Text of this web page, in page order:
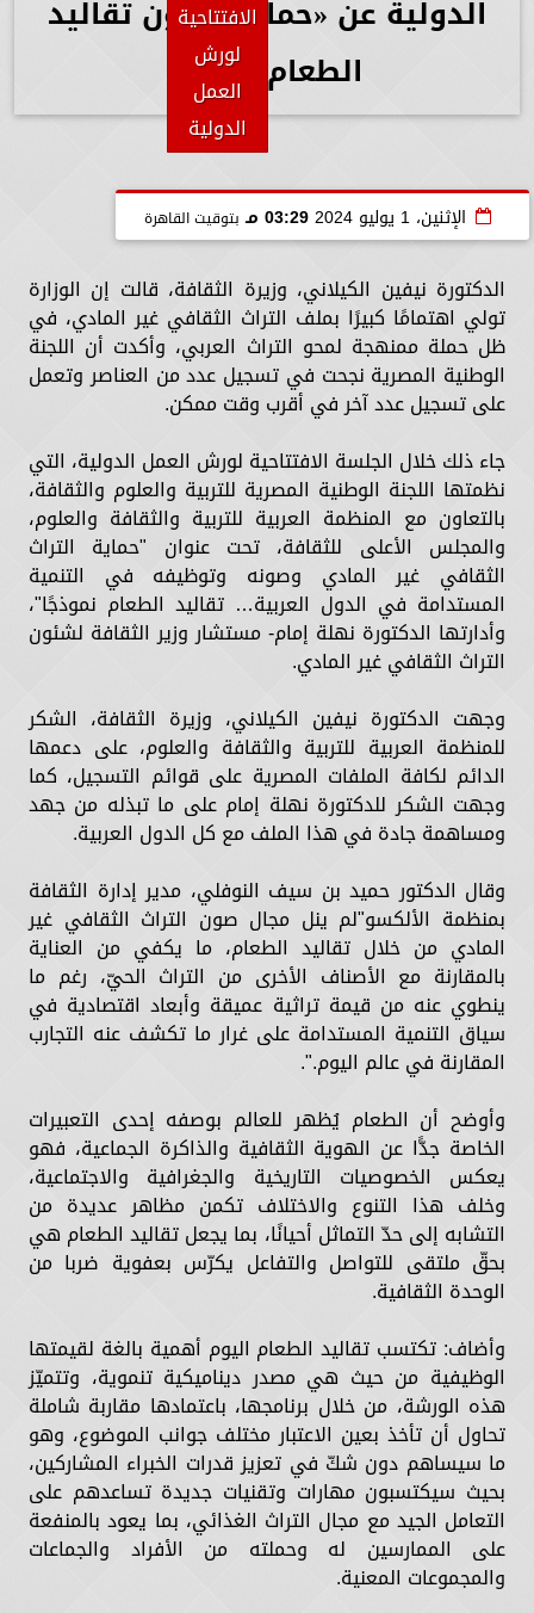
مصر تعرب عن تضامنها مع الجزائر الشقيقة في
مواجهة حرائق الغابات
مدحت بركات يكتب: من داخل التجربة.. أشهد
مجموعة بيك الباتروس للفنادق تطلق Capri City
أكبر مدينة سياحية متكاملة في سهل حشيش
تضم 6 منتجعات و5 آلاف غرفة
مدحت بركات: الرئيس السيسي يكتب صفحة جديدة
في تاريخ مصر بافتتاح «الأوكتاجون»
د. سعيد حساسين: ثورة 30 يونيو طوقت الوطن
بإنقاذ هويته ومستمرون خلف القيادة السياسية
لاستكمال مسيرة البناء والجمهورية الجديدة
مدحت بركات يكتب: كلمة حق في حسام حسن
برئاسة أيمن عبدالمجيد.. «معاشات الصحفيين»
تنظم أمسية تأبين لعشرة من رموز دار التحرير
الأحد 5 يوليو
سفارة الهند تحتفل باليوم العالمي الثاني عشر
الجيزة
اللاعب المصري الإيطالي طه أبو المكارم ينافس
على بطاقة التأهل لكأس العالم في برجامو
متمسكًا باللعب باسم مصر
الدولية عن «حماية وصون تقاليد
الطعام».. صور
الافتتاحية
لورش
العمل
الدولية
الإثنين، 1 يوليو 2024 03:29 مـ بتوقيت القاهرة
الدكتورة نيفين الكيلاني، وزيرة الثقافة، قالت إن الوزارة
تولي اهتمامًا كبيرًا بملف التراث الثقافي غير المادي، في
ظل حملة ممنهجة لمحو التراث العربي، وأكدت أن اللجنة
الوطنية المصرية نجحت في تسجيل عدد من العناصر وتعمل
على تسجيل عدد آخر في أقرب وقت ممكن.
جاء ذلك خلال الجلسة الافتتاحية لورش العمل الدولية، التي
نظمتها اللجنة الوطنية المصرية للتربية والعلوم والثقافة،
بالتعاون مع المنظمة العربية للتربية والثقافة والعلوم،
والمجلس الأعلى للثقافة، تحت عنوان "حماية التراث
الثقافي غير المادي وصونه وتوظيفه في التنمية
المستدامة في الدول العربية… تقاليد الطعام نموذجًا"،
وأدارتها الدكتورة نهلة إمام- مستشار وزير الثقافة لشئون
التراث الثقافي غير المادي.
وجهت الدكتورة نيفين الكيلاني، وزيرة الثقافة، الشكر
للمنظمة العربية للتربية والثقافة والعلوم، على دعمها
الدائم لكافة الملفات المصرية على قوائم التسجيل، كما
وجهت الشكر للدكتورة نهلة إمام على ما تبذله من جهد
ومساهمة جادة في هذا الملف مع كل الدول العربية.
وقال الدكتور حميد بن سيف النوفلي، مدير إدارة الثقافة
بمنظمة الألكسو"لم ينل مجال صون التراث الثقافي غير
المادي من خلال تقاليد الطعام، ما يكفي من العناية
بالمقارنة مع الأصناف الأخرى من التراث الحيّ، رغم ما
ينطوي عنه من قيمة تراثية عميقة وأبعاد اقتصادية في
سياق التنمية المستدامة على غرار ما تكشف عنه التجارب
المقارنة في عالم اليوم.".
وأوضح أن الطعام يُظهر للعالم بوصفه إحدى التعبيرات
الخاصة جدًّا عن الهوية الثقافية والذاكرة الجماعية، فهو
يعكس الخصوصيات التاريخية والجغرافية والاجتماعية،
وخلف هذا التنوع والاختلاف تكمن مظاهر عديدة من
التشابه إلى حدّ التماثل أحيانًا، بما يجعل تقاليد الطعام هي
بحقّ ملتقى للتواصل والتفاعل يكرّس بعفوية ضربا من
الوحدة الثقافية.
وأضاف: تكتسب تقاليد الطعام اليوم أهمية بالغة لقيمتها
الوظيفية من حيث هي مصدر ديناميكية تنموية، وتتميّز
هذه الورشة، من خلال برنامجها، باعتمادها مقاربة شاملة
تحاول أن تأخذ بعين الاعتبار مختلف جوانب الموضوع، وهو
ما سيساهم دون شكّ في تعزيز قدرات الخبراء المشاركين،
بحيث سيكتسبون مهارات وتقنيات جديدة تساعدهم على
التعامل الجيد مع مجال التراث الغذائي، بما يعود بالمنفعة
على الممارسين له وحملته من الأفراد والجماعات
والمجموعات المعنية.